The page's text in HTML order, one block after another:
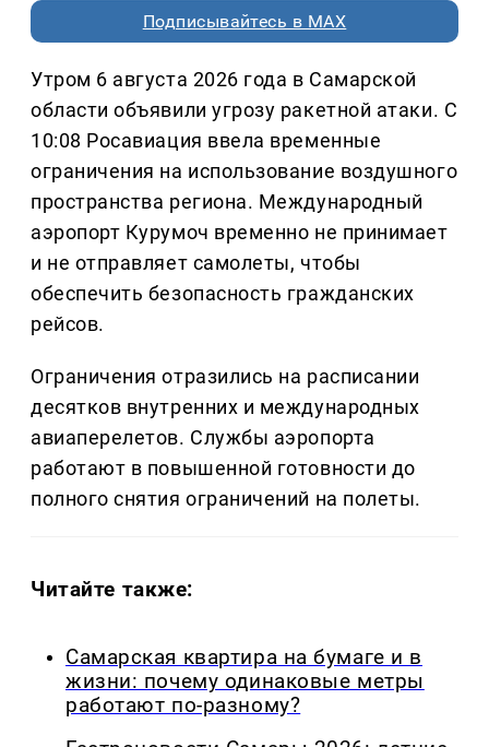
Подписывайтесь в MAX
Утром 6 августа 2026 года в Самарской
области объявили угрозу ракетной атаки. С
10:08 Росавиация ввела временные
ограничения на использование воздушного
пространства региона. Международный
аэропорт Курумоч временно не принимает
и не отправляет самолеты, чтобы
обеспечить безопасность гражданских
рейсов.
Ограничения отразились на расписании
десятков внутренних и международных
авиаперелетов. Службы аэропорта
работают в повышенной готовности до
полного снятия ограничений на полеты.
Читайте также:
Самарская квартира на бумаге и в
жизни: почему одинаковые метры
работают по-разному?